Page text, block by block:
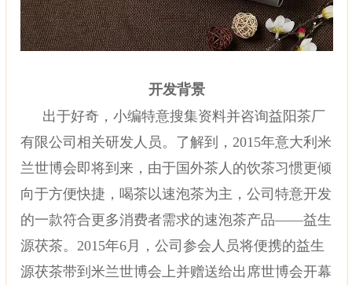
开发背景
出于好奇，小编特意搜集资料并咨询益阳茶厂
有限公司相关研发人员。了解到，2015年意大利米
兰世博会即将到来，由于国外茶人的饮茶习惯更倾
向于方便快捷，喝茶以速泡茶为主，公司特意开发
的一款符合更多消费者需求的速泡茶产品——益生
源茯茶。2015年6月，公司参会人员将便携的益生
源茯茶带到米兰世博会上并赠送给出席世博会开幕